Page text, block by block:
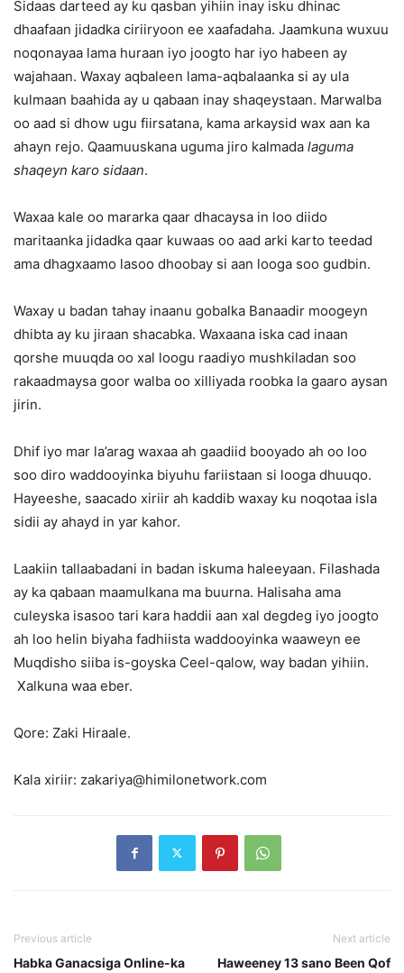
Sidaas darteed ay ku qasban yihiin inay isku dhinac
dhaafaan jidadka ciriiryoon ee xaafadaha. Jaamkuna wuxuu
noqonayaa lama huraan iyo joogto har iyo habeen ay
wajahaan. Waxay aqbaleen lama-aqbalaanka si ay ula
kulmaan baahida ay u qabaan inay shaqeystaan. Marwalba
oo aad si dhow ugu fiirsatana, kama arkaysid wax aan ka
ahayn rejo. Qaamuuskana uguma jiro kalmada laguma
shaqeyn karo sidaan.
Waxaa kale oo mararka qaar dhacaysa in loo diido
maritaanka jidadka qaar kuwaas oo aad arki karto teedad
ama dhagxaamo lasoo dhoobay si aan looga soo gudbin.
Waxay u badan tahay inaanu gobalka Banaadir moogeyn
dhibta ay ku jiraan shacabka. Waxaana iska cad inaan
qorshe muuqda oo xal loogu raadiyo mushkiladan soo
rakaadmaysa goor walba oo xilliyada roobka la gaaro aysan
jirin.
Dhif iyo mar la’arag waxaa ah gaadiid booyado ah oo loo
soo diro waddooyinka biyuhu fariistaan si looga dhuuqo.
Hayeeshe, saacado xiriir ah kaddib waxay ku noqotaa isla
sidii ay ahayd in yar kahor.
Laakiin tallaabadani in badan iskuma haleeyaan. Filashada
ay ka qabaan maamulkana ma buurna. Halisaha ama
culeyska isasoo tari kara haddii aan xal degdeg iyo joogto
ah loo helin biyaha fadhiista waddooyinka waaweyn ee
Muqdisho siiba is-goyska Ceel-qalow, way badan yihiin.
Xalkuna waa eber.
Qore: Zaki Hiraale.
Kala xiriir: zakariya@himilonetwork.com
Previous article
Habka Ganacsiga Online-ka
Next article
Haweeney 13 sano Been Qof